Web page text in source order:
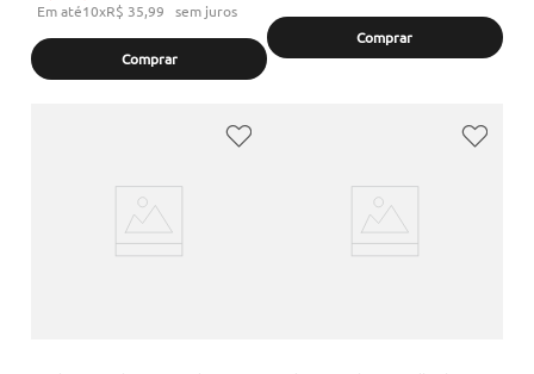
Em até10xR$ 35,99 sem juros
Comprar
Comprar